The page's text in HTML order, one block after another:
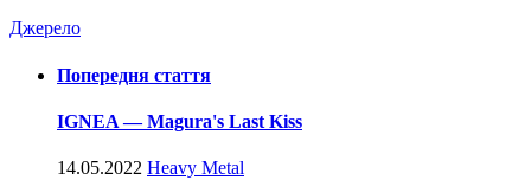
Джерело
Попередня стаття
IGNEA — Magura's Last Kiss
14.05.2022 Heavy Metal